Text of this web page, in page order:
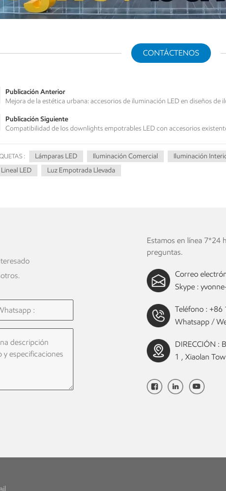
CONTÁCTENOS
Publicación Anterior
Mejora de la estética urbana: accesorios de iluminación LED en diseños
Publicación Siguiente
Compatibilidad de los downlights empotrables LED con accesorios
: Lámparas LED Iluminación Comercial Iluminación
LED
Luz Empotrada Llevada
Estamos en línea 7*24
preguntas.
Correo
Skype :
Teléfono :+86
Whatsapp /
DIRECCIÓN :
1 , Xiaolan